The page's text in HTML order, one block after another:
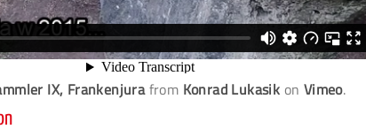
IX, Frankenjurafrom Konrad Lukasik on Vimeo.